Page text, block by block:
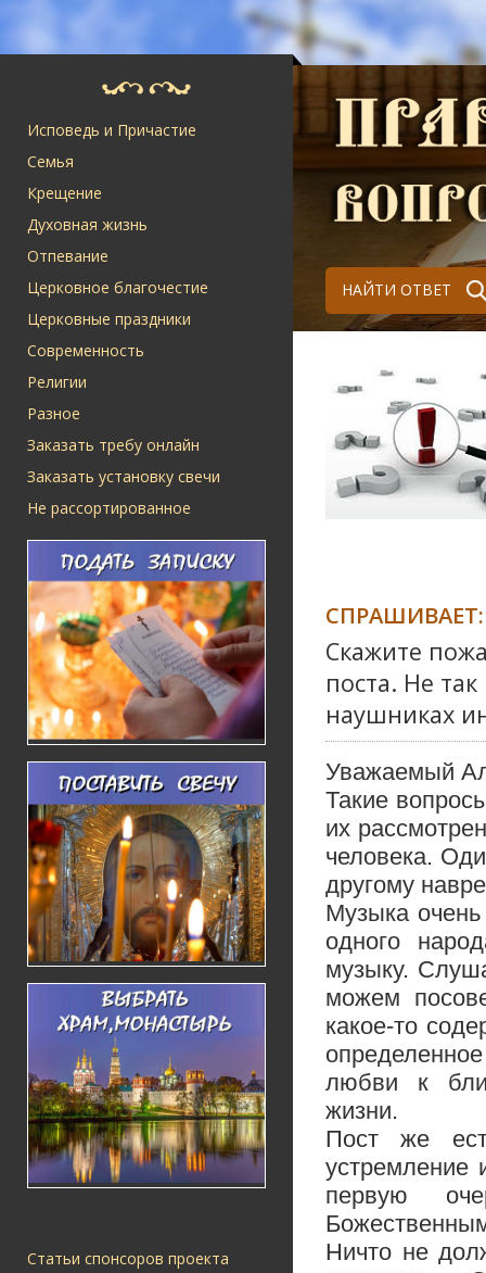
Исповедь и Причастие
Семья
Крещение
Духовная жизнь
Отпевание
Церковное благочестие
Церковные праздники
Современность
Религии
Разное
Заказать требу онлайн
Заказать установку свечи
Не рассортированное
Статьи спонсоров проекта
НАЙТИ ОТВЕТ
СПРАШИВАЕТ:
Скажите
поста. Не
наушниках
Уважаемый
Такие
их
человека.
другому
Музыка
одного
музыку.
можем
какое-то
любви к
жизни.
Пост же
устремление
первую
Ничто не